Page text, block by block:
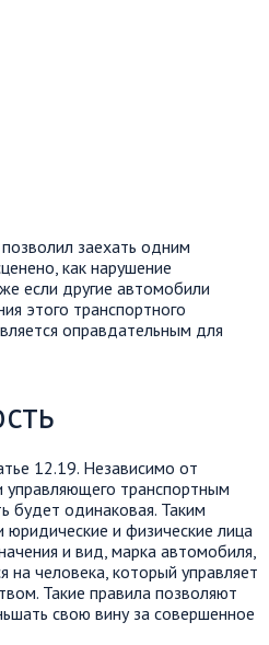
заехать одним
как нарушение
если другие автомобили
этого транспортного
оправдательным для
12.19. Независимо от
управляющего транспортным
будет одинаковая. Таким
и физические лица
и вид, марка автомобиля,
на человека, который управляет
Такие правила позволяют
свою вину за совершенное